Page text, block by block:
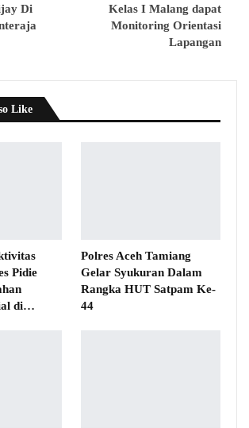
Di
Kelas I Malang dapat
Monitoring Orientasi
Lapangan
Like
Pidie
di…
Polres Aceh Tamiang
Gelar Syukuran Dalam
Rangka HUT Satpam Ke-
44